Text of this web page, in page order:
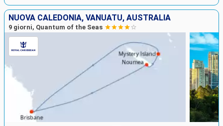
NUOVA CALEDONIA, VANUATU, AUSTRALIA
9 giorni, Quantum of the Seas